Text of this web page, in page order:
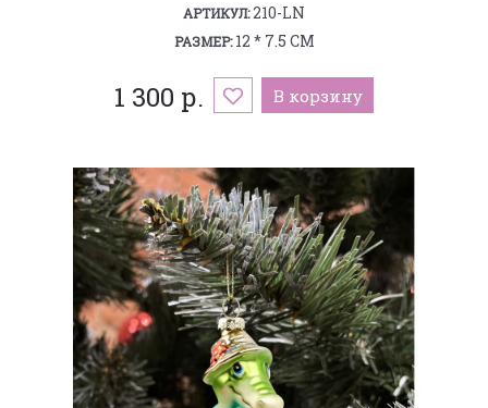
АРТИКУЛ:210-LN
РАЗМЕР:12 * 7.5 СМ
1 300 р. В корзину